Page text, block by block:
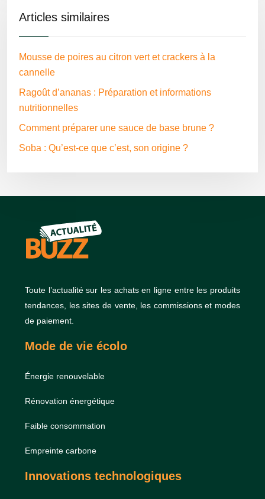
Articles similaires
Mousse de poires au citron vert et crackers à la
cannelle
Ragoût d’ananas : Préparation et informations
nutritionnelles
Comment préparer une sauce de base brune ?
Soba : Qu’est-ce que c’est, son origine ?
Toute l’actualité sur les achats en ligne entre les produits
tendances, les sites de vente, les commissions et modes
de paiement.
Mode de vie écolo
Énergie renouvelable
Rénovation énergétique
Faible consommation
Empreinte carbone
Innovations technologiques